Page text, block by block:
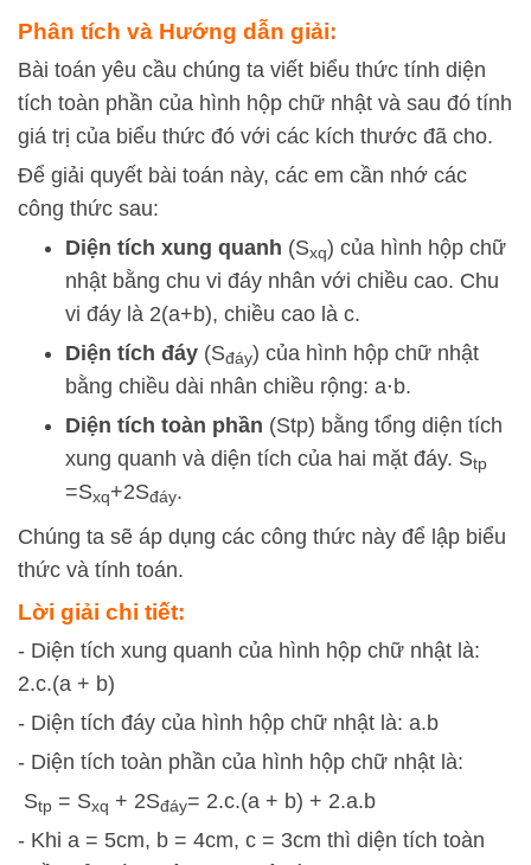
Phân tích và Hướng dẫn giải:
Bài toán yêu cầu chúng ta viết biểu thức tính diện
tích toàn phần của hình hộp chữ nhật và sau đó tính
giá trị của biểu thức đó với các kích thước đã cho.
Để giải quyết bài toán này, các em cần nhớ các
công thức sau:
Diện tích xung quanh (Sxq) của hình hộp chữ
nhật bằng chu vi đáy nhân với chiều cao. Chu
vi đáy là 2(a+b), chiều cao là c.
Diện tích đáy (Sđáy) của hình hộp chữ nhật
bằng chiều dài nhân chiều rộng: a⋅ b.
Diện tích toàn phần (Stp) bằng tổng diện tích
xung quanh và diện tích của hai mặt đáy. Stp
=Sxq+2Sđáy.
Chúng ta sẽ áp dụng các công thức này để lập biểu
thức và tính toán.
Lời giải chi tiết:
- Diện tích xung quanh của hình hộp chữ nhật là:
2.c.(a + b)
- Diện tích đáy của hình hộp chữ nhật là: a.b
- Diện tích toàn phần của hình hộp chữ nhật là:
Stp = Sxq + 2Sđáy= 2.c.(a + b) + 2.a.b
- Khi a = 5cm, b = 4cm, c = 3cm thì diện tích toàn